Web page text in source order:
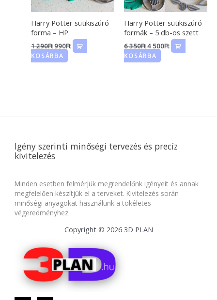
Harry Potter sütikiszúró
forma – HP
1 290Ft 990Ft
KOSÁRBA
Harry Potter sütikiszúró
formák – 5 db-os szett
6 350Ft4 500Ft
KOSÁRBA
Igény szerinti minőségi tervezés és precíz
kivitelezés
Minden esetben felmérjük megrendelőnk igényeit és annak
megfelelően készítjük el a terveket. Kivitelezés során
minőségi anyagokat használunk a tökéletes
végeredményhez.
Copyright © 2026 3D PLAN